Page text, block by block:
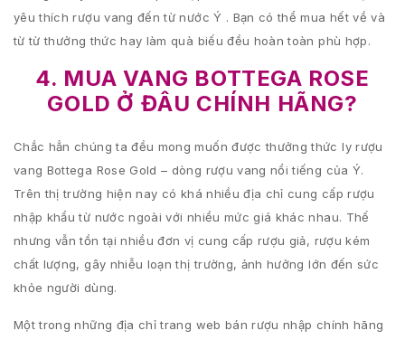
yêu thích rượu vang đến từ nước Ý . Bạn có thể mua hết về và
từ từ thưởng thức hay làm quà biếu đều hoàn toàn phù hợp.
4. MUA VANG BOTTEGA ROSE
GOLD Ở ĐÂU CHÍNH HÃNG?
Chắc hẳn chúng ta đều mong muốn được thưởng thức ly rượu
vang Bottega Rose Gold – dòng rượu vang nổi tiếng của Ý.
Trên thị trường hiện nay có khá nhiều địa chỉ cung cấp rượu
nhập khẩu từ nước ngoài với nhiều mức giá khác nhau. Thế
nhưng vẫn tồn tại nhiều đơn vị cung cấp rượu giả, rượu kém
chất lượng, gây nhiễu loạn thị trường, ảnh hưởng lớn đến sức
khỏe người dùng.
Một trong những địa chỉ trang web bán rượu nhập chính hãng